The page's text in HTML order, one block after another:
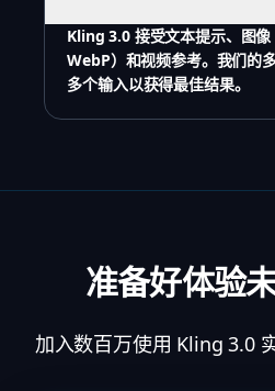
Kling 3.0 接受文本提示、图像
WebP）和视频参考。我们的
多个输入以获得最佳结果。
准备好体验
加入数百万使用 Kling 3.0